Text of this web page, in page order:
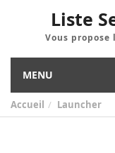
Liste
Vous
MENU
Accueil Launcher